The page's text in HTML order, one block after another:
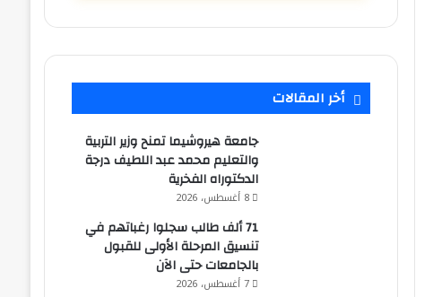
أخر المقالات
جامعة هيروشيما تمنح وزير التربية
والتعليم محمد عبد اللطيف درجة
الدكتوراه الفخرية
8 أغسطس، 2026
71 ألف طالب سجلوا رغباتهم في
تنسيق المرحلة الأولى للقبول
بالجامعات حتى الآن
7 أغسطس، 2026